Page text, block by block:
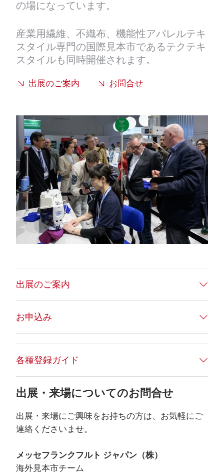
の場になっています。
産業用繊維、不織布、機能性アパレルテキ
スタイル専門の国際見本市であるテクテキ
スタイルも同時開催されます。
出展のご案内 お問合せ
出展のご案内
お申込み
各種登録ガイド
出展・来場についてのお問合せ
出展・来場にご興味をお持ちの方は、お気軽にご
連絡くださいませ。
メッセフランクフルト ジャパン（株）
海外見本市チーム